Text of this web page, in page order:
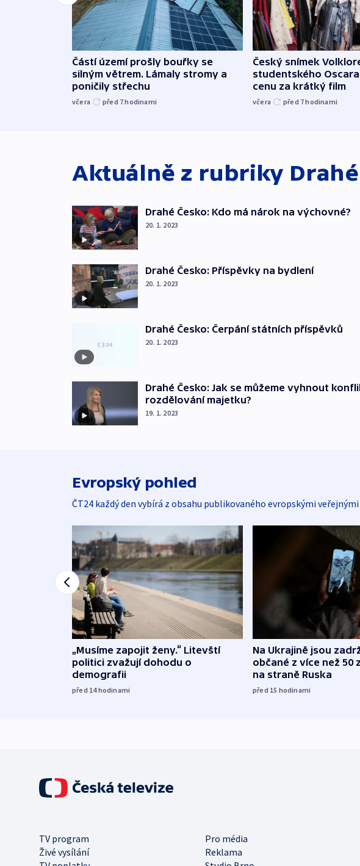
Částí území prošly bouřky se
silným větrem. Lámaly stromy a
poničily střechu
včera před 7hodinami
Český snímek
studentského
cenu za krátký film
včera před 7hodinami
Aktuálně z rubriky
Drahé Česko: Kdo má nárok na výchovné?
20. 1. 2023
Drahé Česko: Příspěvky na bydlení
20. 1. 2023
Drahé Česko: Čerpání státních příspěvků
20. 1. 2023
Drahé Česko: Jak se můžeme vyhnout
rozdělování majetku?
19. 1. 2023
Evropský pohled
ČT24 každý den vybírá z obsahu publikovaného evropskými
„Musíme zapojit ženy.“ Litevští
politici zvažují dohodu o
demografii
před 14hodinami
Na Ukrajině jsou
občané z více než 50
na straně Ruska
před 15 hodinami
TV program
Pro média
Živé vysílání
Reklama